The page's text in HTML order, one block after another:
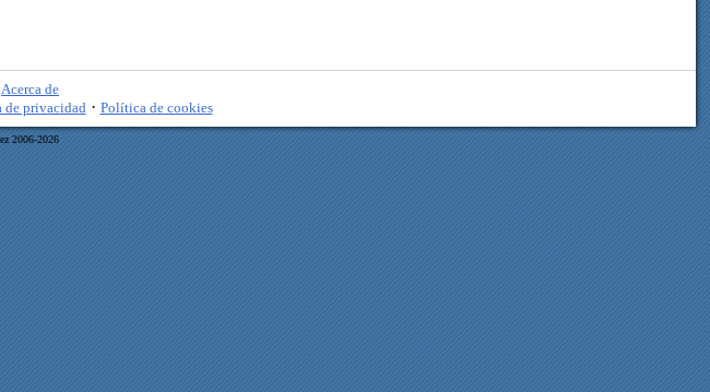
Acerca de
de privacidad · Política de cookies
2006-2026